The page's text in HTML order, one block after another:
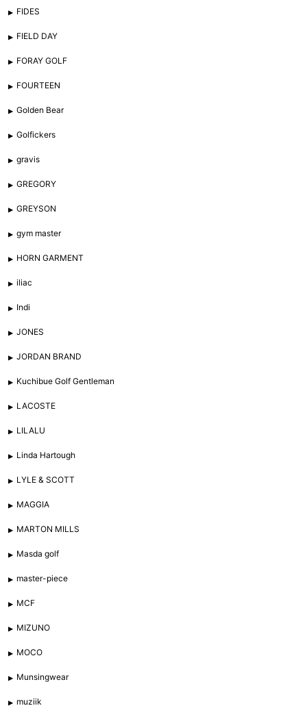
FIDES
FIELD DAY
FORAY GOLF
FOURTEEN
Golden Bear
Golfickers
gravis
GREGORY
GREYSON
gym master
HORN GARMENT
iliac
Indi
JONES
JORDAN BRAND
Kuchibue Golf Gentleman
LACOSTE
LILALU
Linda Hartough
LYLE & SCOTT
MAGGIA
MARTON MILLS
Masda golf
master-piece
MCF
MIZUNO
MOCO
Munsingwear
muziik